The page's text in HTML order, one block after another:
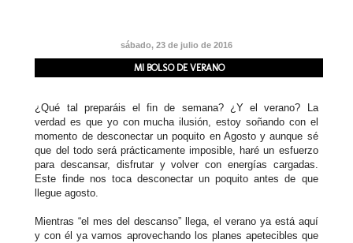
sábado, 23 de julio de 2016
MI BOLSO DE VERANO
¿Qué tal preparáis el fin de semana? ¿Y el verano? La
verdad es que yo con mucha ilusión, estoy soñando con el
momento de desconectar un poquito en Agosto y aunque sé
que del todo será prácticamente imposible, haré un esfuerzo
para descansar, disfrutar y volver con energías cargadas.
Este finde nos toca desconectar un poquito antes de que
llegue agosto.
Mientras “el mes del descanso” llega, el verano ya está aquí
y con él ya vamos aprovechando los planes apetecibles que